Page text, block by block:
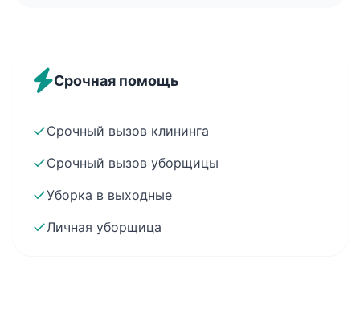
Срочная помощь
✓Срочный вызов клининга
✓Срочный вызов уборщицы
✓Уборка в выходные
✓Личная уборщица